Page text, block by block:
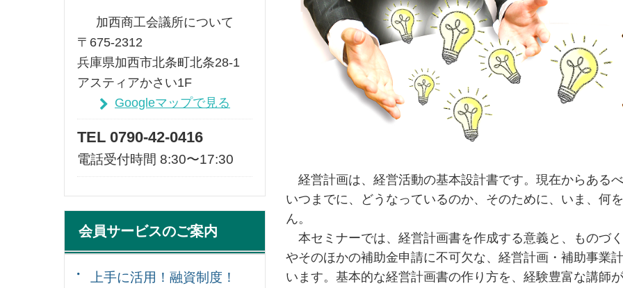
経営計画は、経営活動の基本設計書です。現在からある
いつまでに、どうなっているのか、そのために、いま、何
ん。
本セミナーでは、経営計画書を作成する意義と、ものづ
やそのほかの補助金申請に不可欠な、経営計画・補助事業
います。基本的な経営計画書の作り方を、経験豊富な講師
加西商工会議所について
〒675-2312
兵庫県加西市北条町北条28-1
アスティアかさい1F
Googleマップで見る
TEL 0790-42-0416
電話受付時間 8:30〜17:30
会員サービスのご案内
上手に活用！融資制度！